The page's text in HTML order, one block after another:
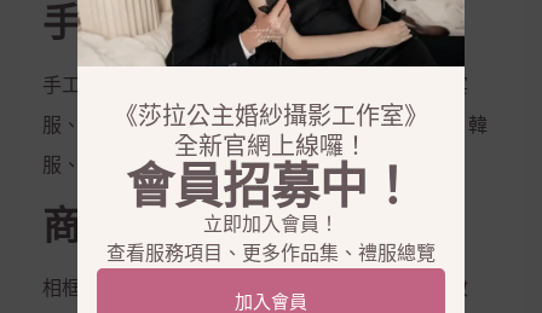
手工禮服出租
手工白紗、手工晚禮服、紳士西服、媽媽服、晚宴
服、伴娘服、孕婦禮服、秀和服、龍鳳掛、唐服、韓
服、花童服
商品銷售
相框、相本、雜誌本、喜帖、定妝液、控油保濕妝
《莎拉公主婚紗攝影工作室》
全新官網上線囉！
會員招募中！
立即加入會員！
查看服務項目、更多作品集、禮服總覽
加入會員